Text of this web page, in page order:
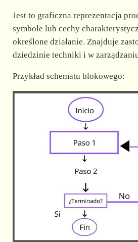
Jest to graficzna reprezentacja
symbole lub cechy
określone działanie. Znajduje
dziedzinie techniki i w
Przykład schematu blokowego: